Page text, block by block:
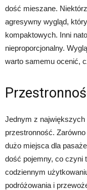
dość mieszane.
agresywny wygląd,
kompaktowych. Inni
nieproporcjonalny.
warto samemu ocenić,
Jednym z największych
przestronność.
dużo miejsca dla
dość pojemny, co czyni
codziennym
podróżowania i